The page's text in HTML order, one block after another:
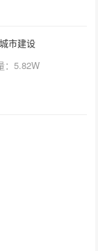
市建设
5.82W